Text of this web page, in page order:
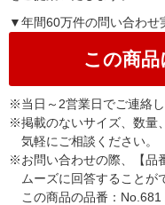
▼年間60万件の問い合わせ
この商
※当日～2営業日でご連絡し
※掲載のないサイズ、数量
気軽にご相談ください。
※お問い合わせの際、【品
ムーズに回答することが
この商品の品番：No.681